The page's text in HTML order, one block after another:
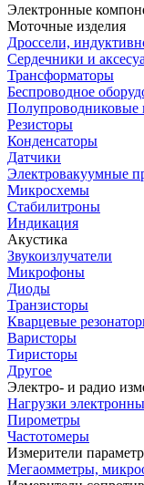
Электронные
Моточные изделия
Дроссели,
Сердечники и
Трансформаторы
Беспроводное
Полупроводниковые
Резисторы
Конденсаторы
Датчики
Электровакуумные
Микросхемы
Стабилитроны
Индикация
Акустика
Звукоизлучатели
Микрофоны
Диоды
Транзисторы
Кварцевые
Варисторы
Тиристоры
Другое
Электро- и радио
Нагрузки
Пирометры
Частотомеры
Измерители
Мегаомметры,